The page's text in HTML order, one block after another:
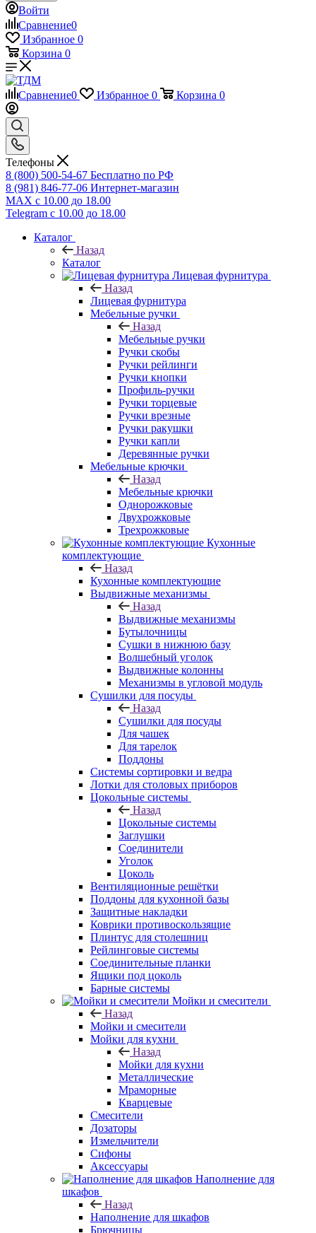
Войти
Сравнение0
Избранное 0
Корзина 0
Сравнение0 Избранное 0 Корзина 0
Телефоны
8 (800) 500-54-67 Бесплатно по РФ
8 (981) 846-77-06 Интернет-магазин
MAX с 10.00 до 18.00
Telegram с 10.00 до 18.00
Каталог
Назад
Каталог
Лицевая фурнитура
Назад
Лицевая фурнитура
Мебельные ручки
Назад
Мебельные ручки
Ручки скобы
Ручки рейлинги
Ручки кнопки
Профиль-ручки
Ручки торцевые
Ручки врезные
Ручки ракушки
Ручки капли
Деревянные ручки
Мебельные крючки
Назад
Мебельные крючки
Однорожковые
Двухрожковые
Трехрожковые
Кухонные
комплектующие
Назад
Кухонные комплектующие
Выдвижные механизмы
Назад
Выдвижные механизмы
Бутылочницы
Сушки в нижнюю базу
Волшебный уголок
Выдвижные колонны
Механизмы в угловой модуль
Сушилки для посуды
Назад
Сушилки для посуды
Для чашек
Для тарелок
Поддоны
Системы сортировки и ведра
Лотки для столовых приборов
Цокольные системы
Назад
Цокольные системы
Заглушки
Соединители
Уголок
Цоколь
Вентиляционные решётки
Поддоны для кухонной базы
Защитные накладки
Коврики противоскользящие
Плинтус для столешниц
Рейлинговые системы
Соединительные планки
Ящики под цоколь
Барные системы
Мойки и смесители
Назад
Мойки и смесители
Мойки для кухни
Назад
Мойки для кухни
Металлические
Мраморные
Кварцевые
Смесители
Дозаторы
Измельчители
Сифоны
Аксессуары
Наполнение для
шкафов
Назад
Наполнение для шкафов
Брючницы